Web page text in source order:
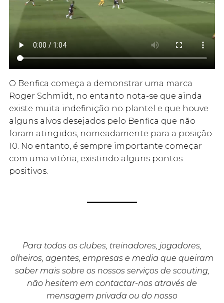
O Benfica começa a demonstrar uma marca
Roger Schmidt, no entanto nota-se que ainda
existe muita indefinição no plantel e que houve
alguns alvos desejados pelo Benfica que não
foram atingidos, nomeadamente para a posição
10. No entanto, é sempre importante começar
com uma vitória, existindo alguns pontos
positivos.
Para todos os clubes, treinadores, jogadores,
olheiros, agentes, empresas e media que queiram
saber mais sobre os nossos serviços de scouting,
não hesitem em contactar-nos através de
mensagem privada ou do nosso